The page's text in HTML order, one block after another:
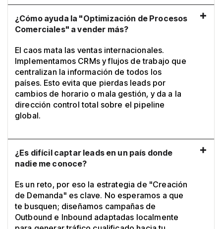
¿Cómo ayuda la "Optimización de Procesos
Comerciales" a vender más?
El caos mata las ventas internacionales.
Implementamos CRMs y flujos de trabajo que
centralizan la información de todos los
países. Esto evita que pierdas leads por
cambios de horario o mala gestión, y da a la
dirección control total sobre el pipeline
global.
¿Es difícil captar leads en un país donde
nadie me conoce?
Es un reto, por eso la estrategia de "Creación
de Demanda" es clave. No esperamos a que
te busquen; diseñamos campañas de
Outbound e Inbound adaptadas localmente